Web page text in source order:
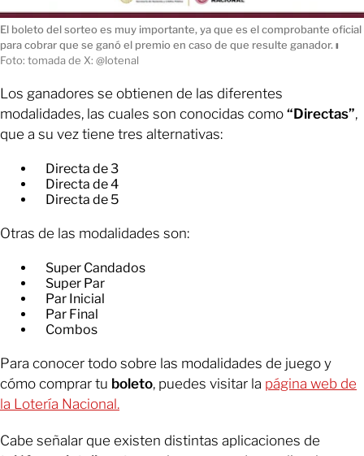
El boleto del sorteo es muy importante, ya que es el comprobante oficial
para cobrar que se ganó el premio en caso de que resulte ganador.ı
Foto: tomada de X: @lotenal
Los ganadores se obtienen de las diferentes
modalidades, las cuales son conocidas como “Directas”,
que a su vez tiene tres alternativas:
Directa de 3
Directa de 4
Directa de 5
Otras de las modalidades son:
Super Candados
Super Par
Par Inicial
Par Final
Combos
Para conocer todo sobre las modalidades de juego y
cómo comprar tu boleto, puedes visitar la página web de
la Lotería Nacional.
Cabe señalar que existen distintas aplicaciones de